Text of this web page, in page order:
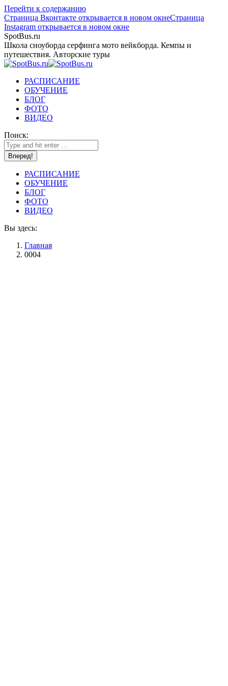
Перейти к содержанию
Страница Вконтакте открывается в новом окнеСтраница
Instagram открывается в новом окне
SpotBus.ru
Школа сноуборда серфинга мото вейкборда. Кемпы и
путешествия. Авторские туры
РАСПИСАНИЕ
ОБУЧЕНИЕ
БЛОГ
ФОТО
ВИДЕО
Поиск:
РАСПИСАНИЕ
ОБУЧЕНИЕ
БЛОГ
ФОТО
ВИДЕО
Вы здесь:
Главная
0004